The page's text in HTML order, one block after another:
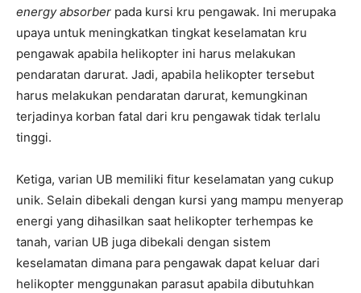
energy absorber pada kursi kru pengawak. Ini merupaka
upaya untuk meningkatkan tingkat keselamatan kru
pengawak apabila helikopter ini harus melakukan
pendaratan darurat. Jadi, apabila helikopter tersebut
harus melakukan pendaratan darurat, kemungkinan
terjadinya korban fatal dari kru pengawak tidak terlalu
tinggi.
Ketiga, varian UB memiliki fitur keselamatan yang cukup
unik. Selain dibekali dengan kursi yang mampu menyerap
energi yang dihasilkan saat helikopter terhempas ke
tanah, varian UB juga dibekali dengan sistem
keselamatan dimana para pengawak dapat keluar dari
helikopter menggunakan parasut apabila dibutuhkan